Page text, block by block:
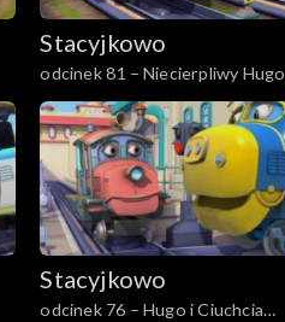
Stacyjkowo
odcinek 81 – Niecierpliwy Hugo
Stacyjkowo
odcinek 76 – Hugo i Ciuchcia